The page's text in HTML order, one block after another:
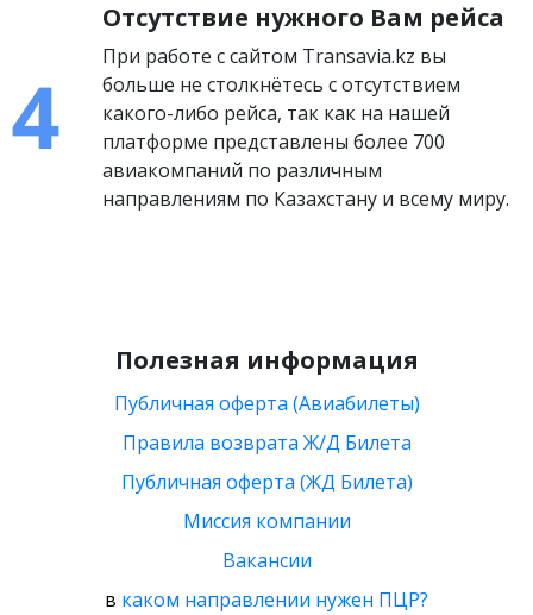
Отсутствие нужного Вам рейса
При работе с сайтом Transavia.kz вы
больше не столкнётесь с отсутствием
какого-либо рейса, так как на нашей
платформе представлены более 700
авиакомпаний по различным
направлениям по Казахстану и всему миру.
Полезная информация
Публичная оферта (Авиабилеты)
Правила возврата Ж/Д Билета
Публичная оферта (ЖД Билета)
Миссия компании
Вакансии
в каком направлении нужен ПЦР?